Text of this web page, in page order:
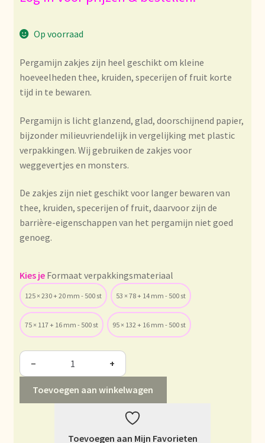
Bio-Zertifikate
Boletín informativo
Certificats biologiques
Commande et délai de livraison
Condiciones generales
Conditions générales
Contact
Contact
Contact
Op voorraad
Pergamijn zakjes zijn heel geschikt om kleine
hoeveelheden thee, kruiden, specerijen of fruit korte
tijd in te bewaren.
Pergamijn is licht glanzend, glad, doorschijnend papier,
bijzonder milieuvriendelijk in vergelijking met plastic
verpakkingen. Wij gebruiken de zakjes voor
weggevertjes en monsters.
De zakjes zijn niet geschikt voor langer bewaren van
thee, kruiden, specerijen of fruit, daarvoor zijn de
barrière-eigenschappen van het pergamijn niet goed
genoeg.
Formaat verpakkingsmateriaal
125 × 230 + 20 mm - 500 st 53 × 78 + 14 mm - 500 st
75 × 117 + 16 mm - 500 st 95 × 132 + 16 mm - 500 st
− +
Toevoegen aan winkelwagen
Toevoegen aan Mijn Favorieten